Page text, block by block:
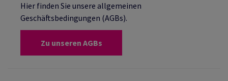
Hier finden Sie unsere allgemeinen
Geschäftsbedingungen (AGBs).
Zu unseren AGBs